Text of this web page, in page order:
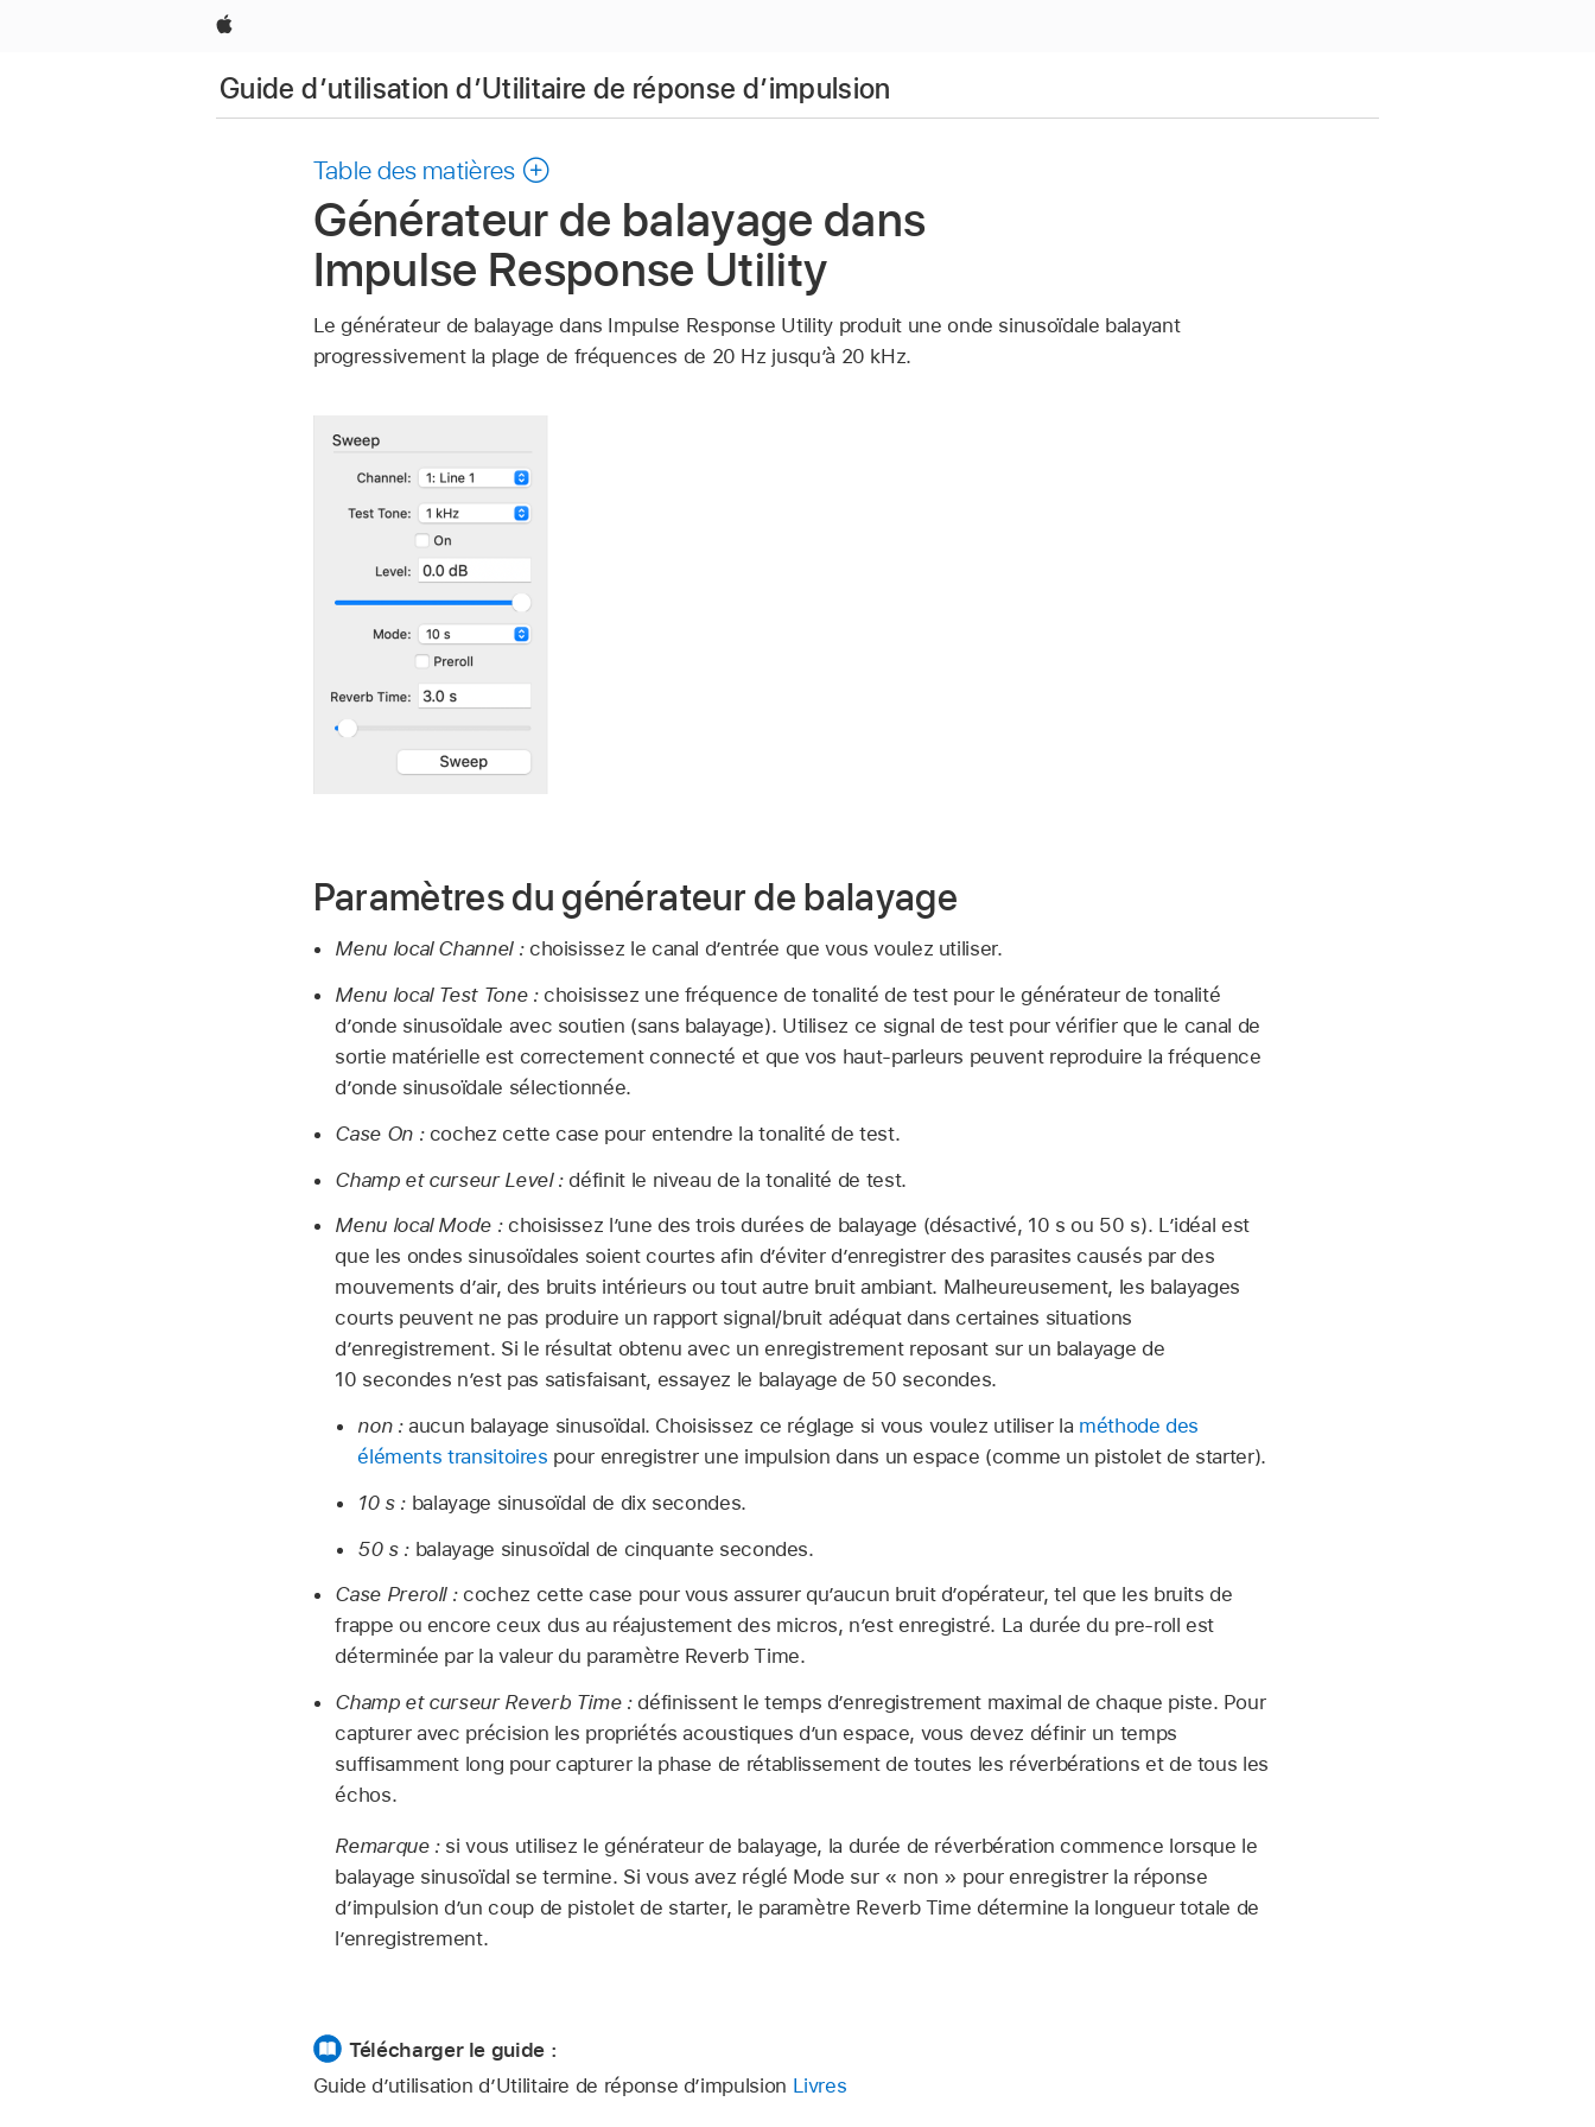
Apple
Guide d’utilisation d’Utilitaire de réponse d’impulsion
Table des matières
Générateur de balayage dans
Impulse Response Utility
Le générateur de balayage dans Impulse Response Utility produit une onde sinusoïdale balayant
progressivement la plage de fréquences de 20 Hz jusqu’à 20 kHz.
Paramètres du générateur de balayage
Menu local Channel : choisissez le canal d’entrée que vous voulez utiliser.
Menu local Test Tone : choisissez une fréquence de tonalité de test pour le générateur de tonalité
d’onde sinusoïdale avec soutien (sans balayage). Utilisez ce signal de test pour vérifier que le canal de
sortie matérielle est correctement connecté et que vos haut-parleurs peuvent reproduire la fréquence
d’onde sinusoïdale sélectionnée.
Case On : cochez cette case pour entendre la tonalité de test.
Champ et curseur Level : définit le niveau de la tonalité de test.
Menu local Mode : choisissez l’une des trois durées de balayage (désactivé, 10 s ou 50 s). L’idéal est
que les ondes sinusoïdales soient courtes afin d’éviter d’enregistrer des parasites causés par des
mouvements d’air, des bruits intérieurs ou tout autre bruit ambiant. Malheureusement, les balayages
courts peuvent ne pas produire un rapport signal/bruit adéquat dans certaines situations
d’enregistrement. Si le résultat obtenu avec un enregistrement reposant sur un balayage de
10 secondes n’est pas satisfaisant, essayez le balayage de 50 secondes.
non :aucun balayage sinusoïdal. Choisissez ce réglage si vous voulez utiliser la méthode des
éléments transitoires pour enregistrer une impulsion dans un espace (comme un pistolet de starter).
10 s : balayage sinusoïdal de dix secondes.
50 s : balayage sinusoïdal de cinquante secondes.
Case Preroll : cochez cette case pour vous assurer qu’aucun bruit d’opérateur, tel que les bruits de
frappe ou encore ceux dus au réajustement des micros, n’est enregistré. La durée du pre-roll est
déterminée par la valeur du paramètre Reverb Time.
Champ et curseur Reverb Time : définissent le temps d’enregistrement maximal de chaque piste. Pour
capturer avec précision les propriétés acoustiques d’un espace, vous devez définir un temps
suffisamment long pour capturer la phase de rétablissement de toutes les réverbérations et de tous les
échos.
Remarque : si vous utilisez le générateur de balayage, la durée de réverbération commence lorsque le
balayage sinusoïdal se termine. Si vous avez réglé Mode sur « non » pour enregistrer la réponse
d’impulsion d’un coup de pistolet de starter, le paramètre Reverb Time détermine la longueur totale de
l’enregistrement.
Télécharger le guide :
Guide d’utilisation d’Utilitaire de réponse d’impulsion Livres